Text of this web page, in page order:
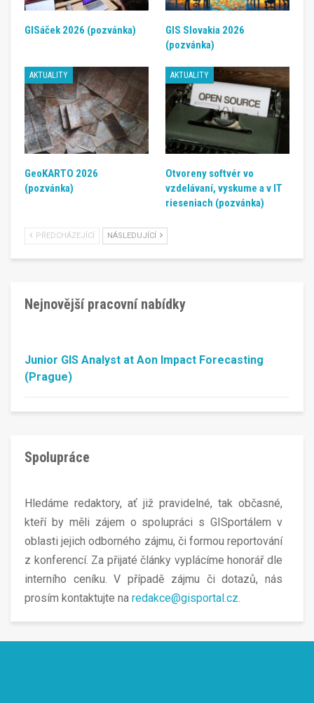
GISáček 2026 (pozvánka)
GIS Slovakia 2026
(pozvánka)
AKTUALITY
GeoKARTO 2026
(pozvánka)
AKTUALITY
Otvoreny softvér vo
vzdelávaní, vyskume a v IT
rieseniach (pozvánka)
PŘEDCHÁZEJÍCÍ NÁSLEDUJÍCÍ
Nejnovější pracovní nabídky
Junior GIS Analyst at Aon Impact Forecasting
(Prague)
Spolupráce
Hledáme redaktory, ať již pravidelné, tak občasné,
kteří by měli zájem o spolupráci s GISportálem v
oblasti jejich odborného zájmu, či formou reportování
z konferencí. Za přijaté články vyplácíme honorář dle
interního ceníku. V případě zájmu či dotazů, nás
prosím kontaktujte na redakce@gisportal.cz.